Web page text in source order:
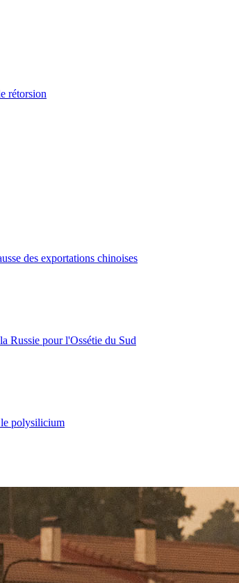
rétorsion
des exportations chinoises
Russie pour l'Ossétie du Sud
le polysilicium